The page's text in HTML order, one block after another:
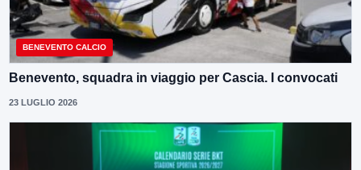
BENEVENTO CALCIO
Benevento, squadra in viaggio per Cascia. I convocati
23 LUGLIO 2026